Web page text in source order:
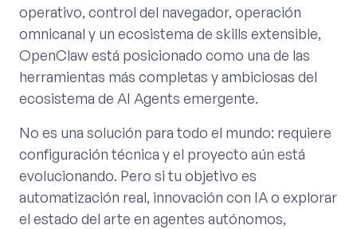
operativo, control del navegador, operación
omnicanal y un ecosistema de skills extensible,
OpenClaw está posicionado como una de las
herramientas más completas y ambiciosas del
ecosistema de AI Agents emergente.
No es una solución para todo el mundo: requiere
configuración técnica y el proyecto aún está
evolucionando. Pero si tu objetivo es
automatización real, innovación con IA o explorar
el estado del arte en agentes autónomos,